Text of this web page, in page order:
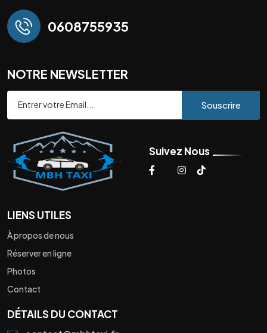
0608755935
NOTRE NEWSLETTER
Souscrire
Suivez Nous
LIENS UTILES
À propos de nous
Réserver en ligne
Photos
Contact
DÉTAILS DU CONTACT